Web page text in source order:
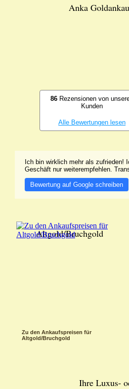
Anka
86 Rezensionen von
Kunden
Alle Bewertungen lesen
Ich bin wirklich mehr als zufrieden!
Geschäft nur weiterempfehlen.
Bewertung auf Google schreiben
Altgold/Bruchgold
Zu den Ankaufspreisen für
Altgold/Bruchgold
Ihre Luxus-